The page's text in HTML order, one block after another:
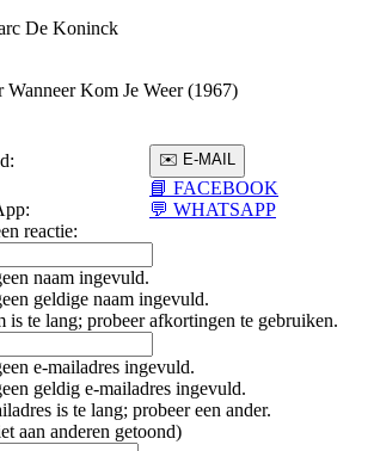
De Koninck
📘 FACEBOOK
💬 WHATSAPP
reactie:
naam ingevuld.
geldige naam ingevuld.
is te lang; probeer afkortingen te gebruiken.
e-mailadres ingevuld.
geldig e-mailadres ingevuld.
is te lang; probeer een ander.
aan anderen getoond)